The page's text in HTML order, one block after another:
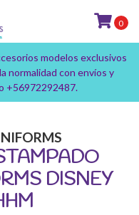
modelos exclusivos
normalidad con envíos y
+56972292487.
0
DISNEY